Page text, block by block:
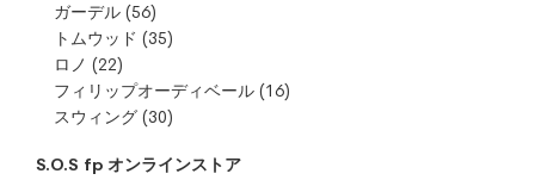
ガーデル (56)
トムウッド (35)
ロノ (22)
フィリップオーディベール (16)
スウィング (30)
S.O.S fp オンラインストア